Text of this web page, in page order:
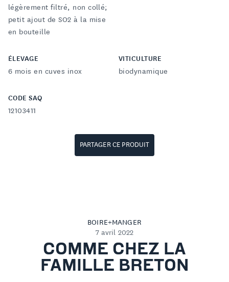
légèrement filtré, non collé;
petit ajout de SO2 à la mise
en bouteille
ÉLEVAGE
6 mois en cuves inox
VITICULTURE
biodynamique
CODE SAQ
12103411
PARTAGER CE PRODUIT
BOIRE+MANGER
7 avril 2022
COMME CHEZ LA
FAMILLE BRETON